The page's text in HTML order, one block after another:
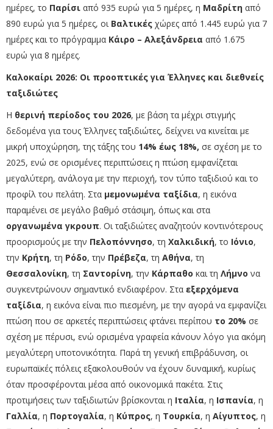
ημέρες, το Παρίσι από 935 ευρώ για 5 ημέρες, η Μαδρίτη από
890 ευρώ για 5 ημέρες, οι Βαλτικές χώρες από 1.445 ευρώ για 7
ημέρες και το πρόγραμμα Κάιρο – Αλεξάνδρεια από 1.675
ευρώ για 8 ημέρες.
Καλοκαίρι 2026: Οι προοπτικές για Έλληνες και διεθνείς
ταξιδιώτες
Η θερινή περίοδος του 2026, με βάση τα μέχρι στιγμής
δεδομένα για τους Έλληνες ταξιδιώτες, δείχνει να κινείται με
μικρή υποχώρηση, της τάξης του 14% έως 18%, σε σχέση με το
2025, ενώ σε ορισμένες περιπτώσεις η πτώση εμφανίζεται
μεγαλύτερη, ανάλογα με την περιοχή, τον τύπο ταξιδιού και το
προφίλ του πελάτη. Στα μεμονωμένα ταξίδια, η εικόνα
παραμένει σε μεγάλο βαθμό στάσιμη, όπως και στα
οργανωμένα γκρουπ. Οι ταξιδιώτες αναζητούν κοντινότερους
προορισμούς με την Πελοπόννησο, τη Χαλκιδική, το Ιόνιο,
την Κρήτη, τη Ρόδο, την Πρέβεζα, τη Αθήνα, τη
Θεσσαλονίκη, τη Σαντορίνη, την Κάρπαθο και τη Λήμνο να
συγκεντρώνουν σημαντικό ενδιαφέρον. Στα εξερχόμενα
ταξίδια, η εικόνα είναι πιο πιεσμένη, με την αγορά να εμφανίζει
πτώση που σε αρκετές περιπτώσεις φτάνει περίπου το 20% σε
σχέση με πέρυσι, ενώ ορισμένα γραφεία κάνουν λόγο για ακόμη
μεγαλύτερη υποτονικότητα. Παρά τη γενική επιβράδυνση, οι
ευρωπαϊκές πόλεις εξακολουθούν να έχουν δυναμική, κυρίως
όταν προσφέρονται μέσα από οικονομικά πακέτα. Στις
προτιμήσεις των ταξιδιωτών βρίσκονται η Ιταλία, η Ισπανία, η
Γαλλία, η Πορτογαλία, η Κύπρος, η Τουρκία, η Αίγυπτος, η